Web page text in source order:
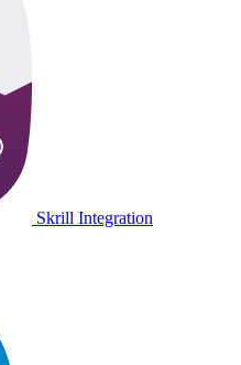
Skrill Integration